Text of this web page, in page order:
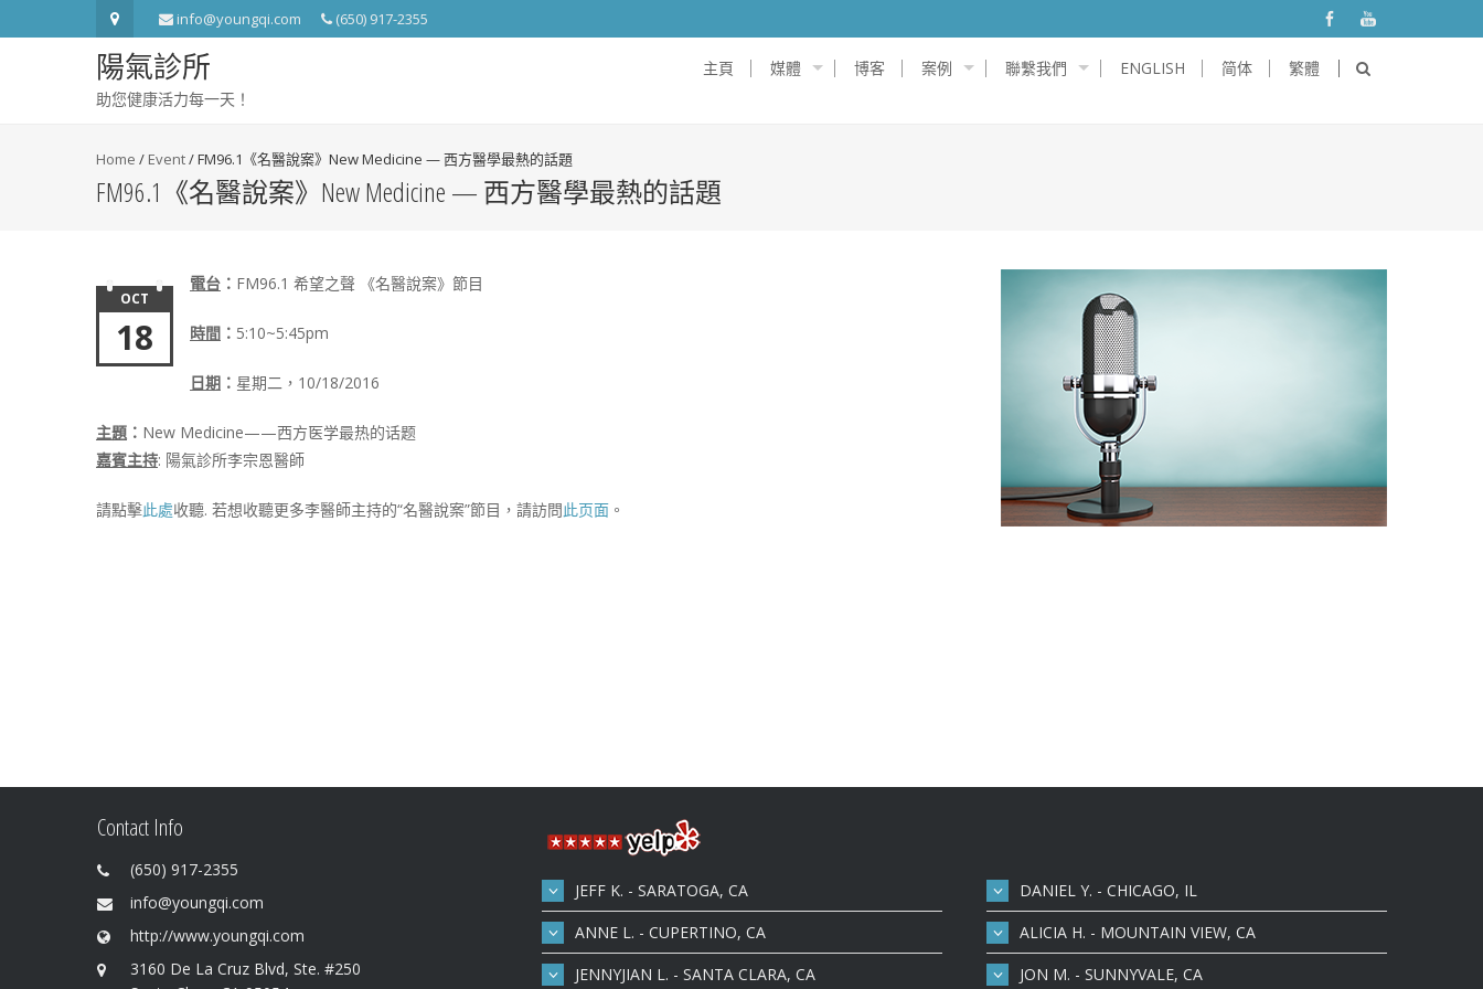
info@youngqi.com (650) 917-2355
陽氣診所
助您健康活力每一天！
主頁 媒體 博客 案例 聯繫我們 ENGLISH 简体 繁體
Home / Event/FM96.1《名醫說案》New Medicine — 西方醫學最熱的話題
FM96.1《名醫說案》New Medicine — 西方醫學最熱的話題
OCT
18
電台 ： FM96.1 希望之聲 《名醫說案》節目
時間 ： 5:10~5:45pm
日期 ： 星期二，10/18/2016
主題 ： New Medicine——西方医学最热的话题
嘉賓主持: 陽氣診所李宗恩醫師
請點擊此處收聽. 若想收聽更多李醫師主持的“名醫說案”節目，請訪問此页面 。
Contact Info
(650) 917-2355
info@youngqi.com
http://www.youngqi.com
3160 De La Cruz Blvd, Ste. #250
JEFF K. - SARATOGA, CA
ANNE L. - CUPERTINO, CA
JENNYJIAN L. - SANTA CLARA, CA
DANIEL Y. - CHICAGO, IL
ALICIA H. - MOUNTAIN VIEW, CA
JON M. - SUNNYVALE, CA